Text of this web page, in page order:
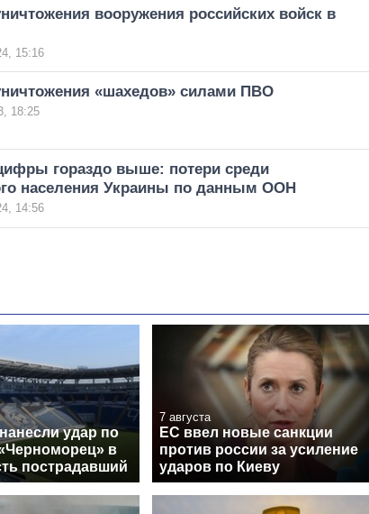
вооружения российских войск в
15:16
«шахедов» силами ПВО
18:25
гораздо выше: потери среди
населения Украины по данным ООН
14:56
удар по
в
пострадавший
7 августа
ЕС ввел новые санкции
против россии за усиление
ударов по Киеву